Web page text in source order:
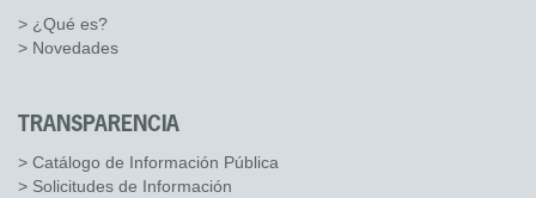
> ¿Qué es?
> Novedades
TRANSPARENCIA
> Catálogo de Información Pública
> Solicitudes de Información